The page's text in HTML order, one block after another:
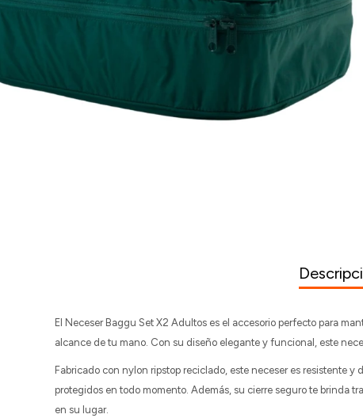
El Neceser Baggu Set X2 Adultos es el accesorio perfecto para
alcance de tu mano. Con su diseño elegante y funcional, este
Fabricado con nylon ripstop reciclado, este neceser es resistente
protegidos en todo momento. Además, su cierre seguro te brinda
en su lugar.